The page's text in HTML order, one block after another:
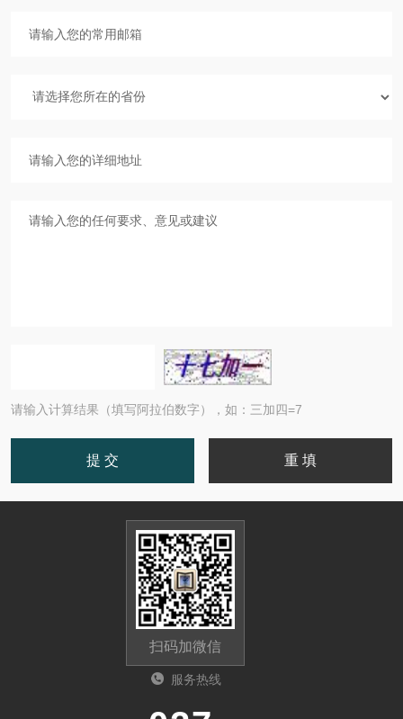
请输入计算结果（填写阿拉伯数字），如：三加四=7
扫码加微信
服务热线